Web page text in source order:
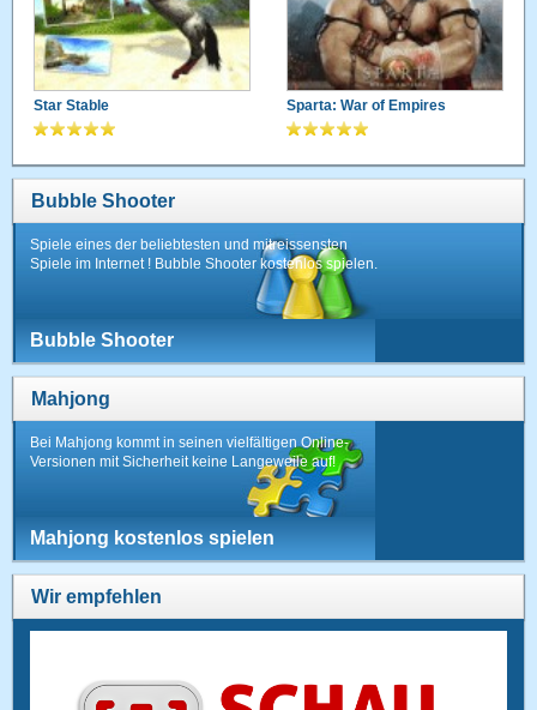
Star Stable Sparta: War of Empires
Bubble Shooter
Spiele eines der beliebtesten und mitreissensten
Spiele im Internet ! Bubble Shooter kostenlos spielen.
Bubble Shooter
Mahjong
Bei Mahjong kommt in seinen vielfältigen Online-
Versionen mit Sicherheit keine Langeweile auf!
Mahjong kostenlos spielen
Wir empfehlen